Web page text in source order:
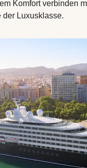
Komfort verbinden
der Luxusklasse.